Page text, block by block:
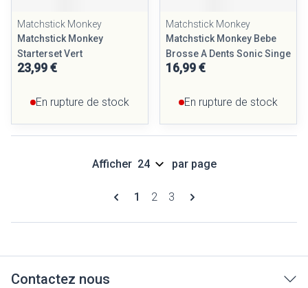
Matchstick Monkey
Matchstick Monkey
Starterset Vert
23,99 €
En rupture de stock
Matchstick Monkey
Matchstick Monkey Bebe
Brosse A Dents Sonic Singe
16,99 €
En rupture de stock
Pages
Vous lisez actuellement la page
1 Page
2 Page
3
Afficher par page
Contactez nous